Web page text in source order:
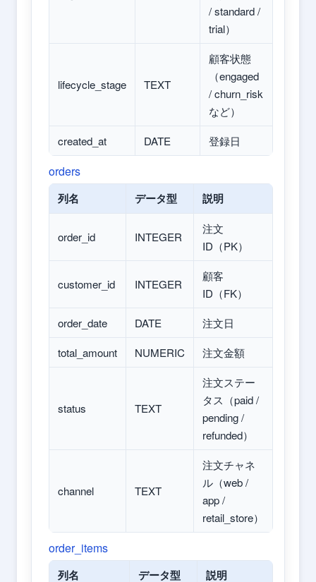
/ standard /
trial）
lifecycle_stage TEXT
顧客状態
（engaged
/ churn_risk
など）
created_at
DATE 登録日
orders
列名 データ型 説明
order_id INTEGER
注文
ID（PK）
customer_id INTEGER
顧客
ID（FK）
order_date
DATE
注文日
total_amount
NUMERIC 注文金額
status TEXT
注文ステー
タス（paid /
pending /
refunded）
channel TEXT
注文チャネ
ル（web /
app /
retail_store）
order_items
列名 データ型 説明